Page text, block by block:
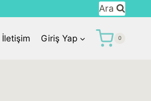
Ara
İletişim Giriş Yap 0